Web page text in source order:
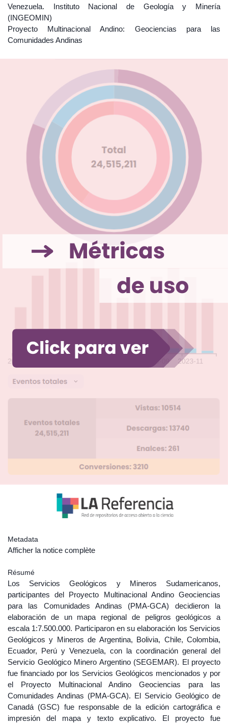
Venezuela. Instituto Nacional de Geología y Minería
(INGEOMIN)
Proyecto Multinacional Andino: Geociencias para las
Comunidades Andinas
Metadata
Afficher la notice complète
Résumé
Los Servicios Geológicos y Mineros Sudamericanos,
participantes del Proyecto Multinacional Andino Geociencias
para las Comunidades Andinas (PMA-GCA) decidieron la
elaboración de un mapa regional de peligros geológicos a
escala 1:7.500.000. Participaron en su elaboración los Servicios
Geológicos y Mineros de Argentina, Bolivia, Chile, Colombia,
Ecuador, Perú y Venezuela, con la coordinación general del
Servicio Geológico Minero Argentino (SEGEMAR). El proyecto
fue financiado por los Servicios Geológicos mencionados y por
el Proyecto Multinacional Andino Geociencias para las
Comunidades Andinas (PMA-GCA). El Servicio Geológico de
Canadá (GSC) fue responsable de la edición cartográfica e
impresión del mapa y texto explicativo. El proyecto fue